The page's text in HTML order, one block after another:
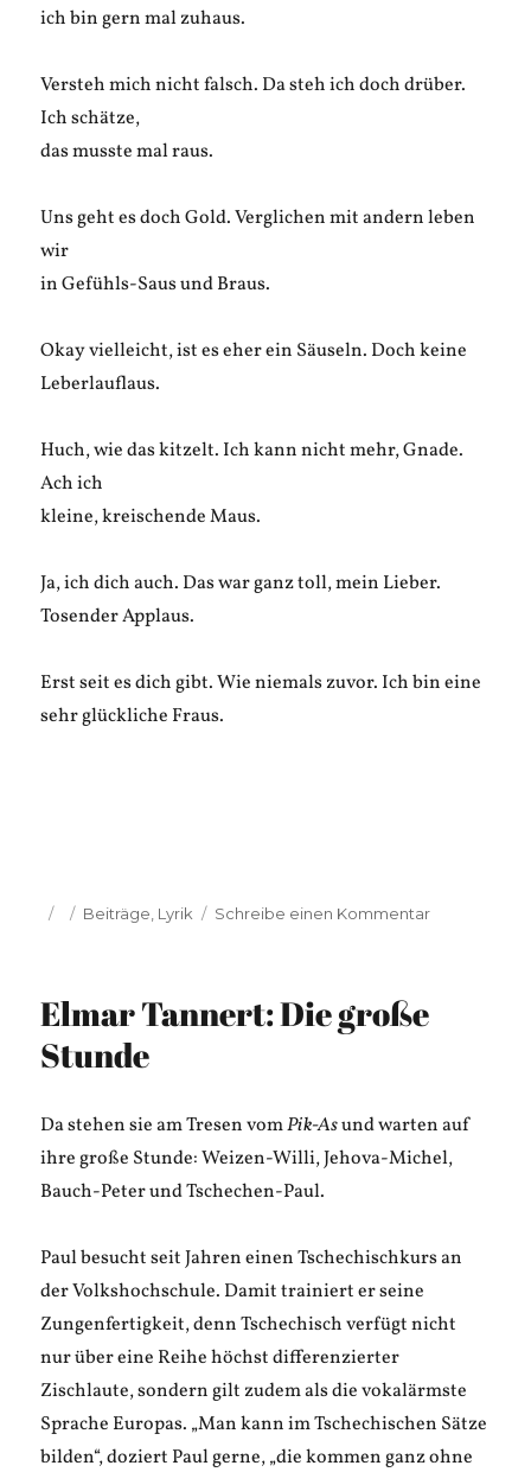
ich bin gern mal zuhaus.
Versteh mich nicht falsch. Da steh ich doch drüber.
Ich schätze,
das musste mal raus.
Uns geht es doch Gold. Verglichen mit andern leben
wir
in Gefühls-Saus und Braus.
Okay vielleicht, ist es eher ein Säuseln. Doch keine
Leberlauflaus.
Huch, wie das kitzelt. Ich kann nicht mehr, Gnade.
Ach ich
kleine, kreischende Maus.
Ja, ich dich auch. Das war ganz toll, mein Lieber.
Tosender Applaus.
Erst seit es dich gibt. Wie niemals zuvor. Ich bin eine
sehr glückliche Fraus.
Veröffentlicht
Kategorien
Beiträge Lyrik Schreibe einen Kommentarzu
Elmar Tannert: Die große
Stunde
Da stehen sie am Tresen vomPik-Asund warten auf
ihre große Stunde: Weizen-Willi, Jehova-Michel,
Bauch-Peter und Tschechen-Paul.
Paul besucht seit Jahren einen Tschechischkurs an
der Volkshochschule. Damit trainiert er seine
Zungenfertigkeit, denn Tschechisch verfügt nicht
nur über eine Reihe höchst differenzierter
Zischlaute, sondern gilt zudem als die vokalärmste
Sprache Europas. „Man kann im Tschechischen Sätze
bilden“, doziert Paul gerne, „die kommen ganz ohne